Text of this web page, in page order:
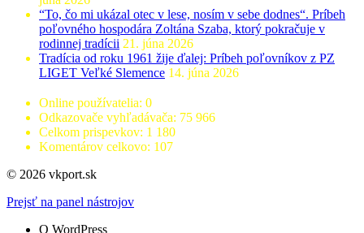
“To, čo mi ukázal otec v lese, nosím v sebe dodnes“. Príbeh
poľovného hospodára Zoltána Szaba, ktorý pokračuje v
rodinnej tradícii 21. júna 2026
Tradícia od roku 1961 žije ďalej: Príbeh poľovníkov z PZ
LIGET Veľké Slemence 14. júna 2026
Online používatelia: 0
Odkazovače vyhľadávača: 75 966
Celkom prispevkov: 1 180
Komentárov celkovo: 107
© 2026 vkport.sk
Prejsť na panel nástrojov
O WordPress